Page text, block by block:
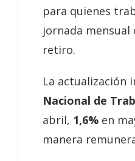
para quienes
jornada mensual
retiro.
La actualización
Nacional de
abril, 1,6% en
manera